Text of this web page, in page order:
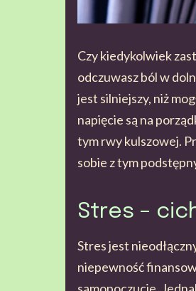
Czy kiedykolwiek
odczuwasz ból w
jest silniejszy, niż
napięcie są na
tym rwy kulszowej.
sobie z tym
Stres –
Stres jest
niepewność